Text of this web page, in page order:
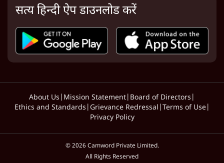
सत्य हिन्दी ऐप डाउनलोड करें
About Us Mission Statement Board of Directors
Ethics and Standards Grievance Redressal Terms of Use|
Privacy Policy
©2026 Camword Private Limited.
All Rights Reserved